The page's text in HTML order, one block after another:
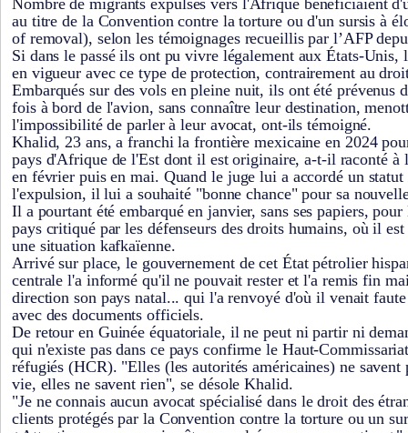
Nombre de migrants expulsés vers l'Afrique bénéficiaient
au titre de la Convention contre la torture ou d'un sursis à
of removal), selon les témoignages recueillis par l’AFP
Si dans le passé ils ont pu vivre légalement aux États-Unis,
en vigueur avec ce type de protection, contrairement au
Embarqués sur des vols en pleine nuit, ils ont été prévenus
fois à bord de l'avion, sans connaître leur destination,
l'impossibilité de parler à leur avocat, ont-ils témoigné.
Khalid, 23 ans, a franchi la frontière mexicaine en 2024
pays d'Afrique de l'Est dont il est originaire, a-t-il raconté à
en février puis en mai. Quand le juge lui a accordé un statut
l'expulsion, il lui a souhaité "bonne chance" pour sa
Il a pourtant été embarqué en janvier, sans ses papiers,
pays critiqué par les défenseurs des droits humains, où il
une situation kafkaïenne.
Arrivé sur place, le gouvernement de cet État pétrolier
centrale l'a informé qu'il ne pouvait rester et l'a remis fin
direction son pays natal... qui l'a renvoyé d'où il venait
avec des documents officiels.
De retour en Guinée équatoriale, il ne peut ni partir ni
qui n'existe pas dans ce pays confirme le Haut-
réfugiés (HCR). "Elles (les autorités américaines) ne savent
vie, elles ne savent rien", se désole Khalid.
"Je ne connais aucun avocat spécialisé dans le droit des
clients protégés par la Convention contre la torture ou un